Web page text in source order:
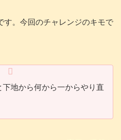
す。今回のチャレンジのキモで
地から何から一からやり直